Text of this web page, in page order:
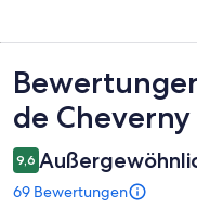
Bewertungen
de Cheverny
9,6
69 Bewertungen